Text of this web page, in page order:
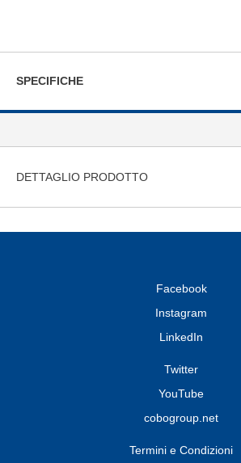
SPECIFICHE
DETTAGLIO PRODOTTO
Facebook
Instagram
LinkedIn
Twitter
YouTube
cobogroup.net
Termini e Condizioni